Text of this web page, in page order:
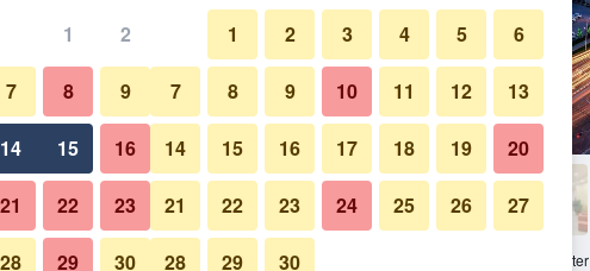
เช็คดีล
เช็คดีล
อาคาร
รูปภาพของ Ramada by Wyndham Ulaanbaatar City Center
1 2
7 8 9
14 15 16
21 22 23
28 29 30
1 2 3 4 5 6
7 8 9 10 11 12 13
14 15 16 17 18 19 20
21 22 23 24 25 26 27
28 29 30